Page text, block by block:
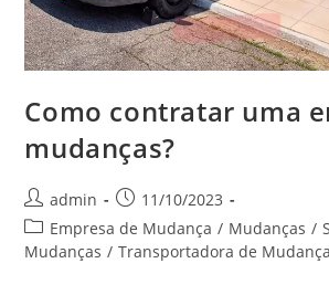
Como contratar uma
mudanças?
admin
11/10/2023
Empresa de Mudança / Mudanças /
Mudanças / Transportadora de Mudança